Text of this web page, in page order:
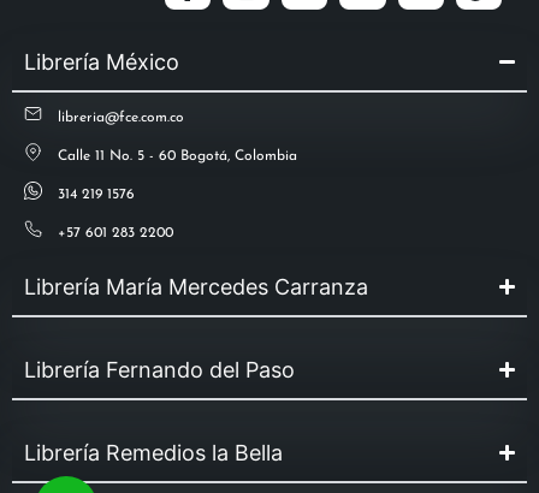
Librería México
libreria@fce.com.co
Calle 11 No. 5 - 60 Bogotá, Colombia
314 219 1576
+57 601 283 2200
Librería María Mercedes Carranza
Librería Fernando del Paso
Librería Remedios la Bella